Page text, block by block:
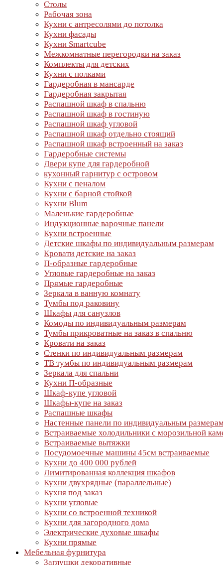
Столы
Рабочая зона
Кухни с антресолями до потолка
Кухни фасады
Кухни Smartcube
Межкомнатные перегородки на заказ
Комплекты для детских
Кухни с полками
Гардеробная в мансарде
Гардеробная закрытая
Распашной шкаф в спальню
Распашной шкаф в гостиную
Распашной шкаф угловой
Распашной шкаф отдельно стоящий
Распашной шкаф встроенный на заказ
Гардеробные системы
Двери купе для гардеробной
кухонный гарнитур с островом
Кухни с пеналом
Кухни с барной стойкой
Кухни Blum
Маленькие гардеробные
Индукционные варочные панели
Кухни встроенные
Детские шкафы по индивидуальным размерам
Кровати детские на заказ
П-образные гардеробные
Угловые гардеробные на заказ
Прямые гардеробные
Зеркала в ванную комнату
Тумбы под раковину
Шкафы для санузлов
Комоды по индивидуальным размерам
Тумбы прикроватные на заказ в спальню
Кровати на заказ
Стенки по индивидуальным размерам
ТВ тумбы по индивидуальным размерам
Зеркала для спальни
Кухни П-образные
Шкаф-купе угловой
Шкафы-купе на заказ
Распашные шкафы
Настенные панели по индивидуальным
Встраиваемые холодильники с морозильной
Встраиваемые вытяжки
Посудомоечные машины 45см встраиваемые
Кухни до 400 000 рублей
Лимитированная коллекция шкафов
Кухни двухрядные (параллельные)
Кухня под заказ
Кухни угловые
Кухни со встроенной техникой
Кухни для загородного дома
Электрические духовые шкафы
Кухни прямые
Мебельная фурнитура
Заглушки декоративные